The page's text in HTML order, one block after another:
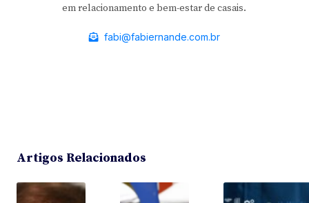
em relacionamento e bem-estar de casais.
fabi@fabiernande.com.br
Artigos Relacionados